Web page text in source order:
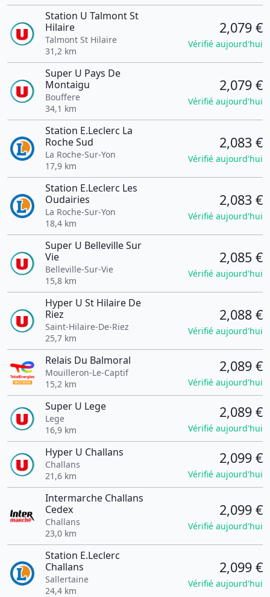
Station U Talmont St
Hilaire
Talmont St Hilaire
31,2 km
2,079 €
Vérifié aujourd'hui
Super U Pays De
Montaigu
Bouffere
34,1 km
2,079 €
Vérifié aujourd'hui
Station E.Leclerc La
Roche Sud
La Roche-Sur-Yon
17,9 km
2,083 €
Vérifié aujourd'hui
Station E.Leclerc Les
Oudairies
La Roche-Sur-Yon
18,4 km
2,083 €
Vérifié aujourd'hui
Super U Belleville Sur
Vie
Belleville-Sur-Vie
15,8 km
2,085 €
Vérifié aujourd'hui
Hyper U St Hilaire De
Riez
Saint-Hilaire-De-Riez
25,7 km
2,088 €
Vérifié aujourd'hui
Relais Du Balmoral
Mouilleron-Le-Captif
15,2 km
2,089 €
Vérifié aujourd'hui
Super U Lege
Lege
16,9 km
2,089 €
Vérifié aujourd'hui
Hyper U Challans
Challans
21,6 km
2,099 €
Vérifié aujourd'hui
Intermarche Challans
Cedex
Challans
23,0 km
2,099 €
Vérifié aujourd'hui
Station E.Leclerc
Challans
Sallertaine
24,4 km
2,099 €
Vérifié aujourd'hui